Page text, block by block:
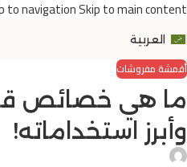
to navigationSkip to main content
العربية
أقمشة مفروشات
ما هي خصائص
وأبرز استخداماته!